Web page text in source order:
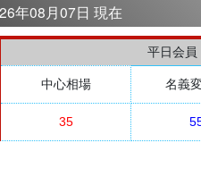
年08月07日 現在
平日会員
中心相場 名義
35